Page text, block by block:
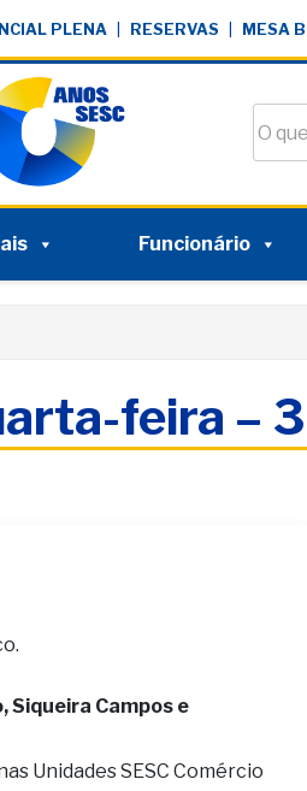
PLENA RESERVAS MESA
Funcionário
feira –
Siqueira Campos e
Unidades SESC Comércio